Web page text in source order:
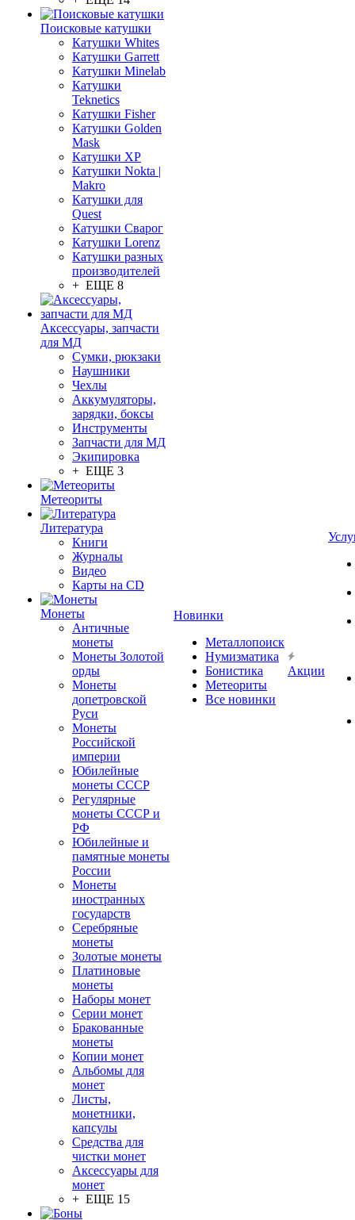
Поисковые катушки
Катушки Whites
Катушки Garrett
Катушки Minelab
Катушки
Teknetics
Катушки Fisher
Катушки Golden
Mask
Катушки XP
Катушки Nokta |
Makro
Катушки для
Quest
Катушки Сварог
Катушки Lorenz
Катушки разных
производителей
+ ЕЩЕ 8
Аксессуары, запчасти
для МД
Сумки, рюкзаки
Наушники
Чехлы
Аккумуляторы,
зарядки, боксы
Инструменты
Запчасти для МД
Экипировка
+ ЕЩЕ 3
Метеориты
Литература
Книги
Журналы
Видео
Карты на CD
Монеты
Античные
монеты
Монеты Золотой
орды
Монеты
допетровской
Руси
Монеты
Российской
империи
Юбилейные
монеты СССР
Регулярные
монеты СССР и
РФ
Юбилейные и
памятные монеты
России
Монеты
иностранных
государств
Серебряные
монеты
Золотые монеты
Платиновые
монеты
Наборы монет
Серии монет
Бракованные
монеты
Копии монет
Альбомы для
монет
Листы,
монетники,
капсулы
Средства для
чистки монет
Аксессуары для
монет
+ ЕЩЕ 15
Новинки
Металлопоиск
Нумизматика
Бонистика
Метеориты
Все новинки
Акции